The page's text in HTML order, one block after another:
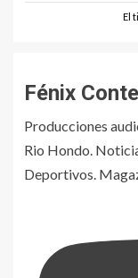
El
Fénix
Producciones
Rio Hondo.
Deportivos.